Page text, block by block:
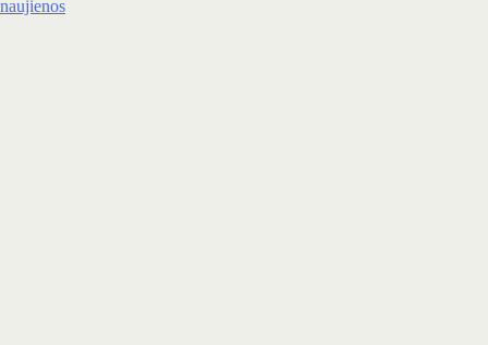
naujienos